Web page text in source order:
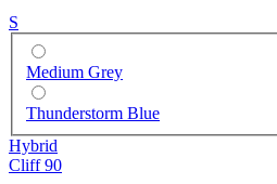
S
Medium Grey
Thunderstorm Blue
Hybrid
Cliff 90